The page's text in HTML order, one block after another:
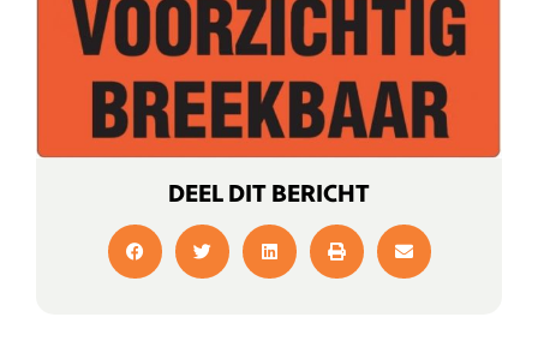
DEEL DIT BERICHT